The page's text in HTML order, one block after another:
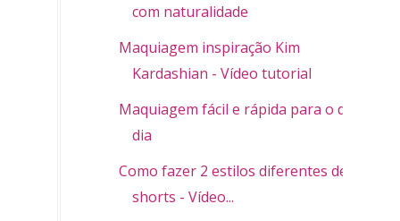
com naturalidade
Maquiagem inspiração Kim
Kardashian - Vídeo tutorial
Maquiagem fácil e rápida para o dia a
dia
Como fazer 2 estilos diferentes de
shorts - Vídeo...